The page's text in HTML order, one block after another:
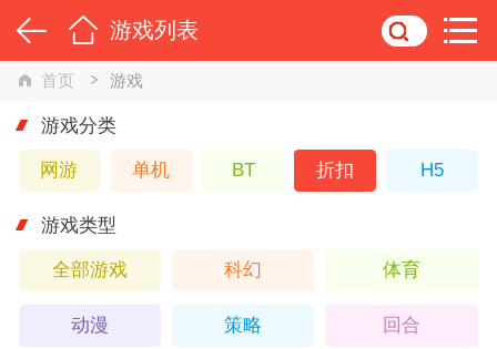
游戏列表
首页 游戏
游戏分类
网游 单机 BT 折扣 H5
游戏类型
全部游戏 科幻 体育
动漫 策略 回合